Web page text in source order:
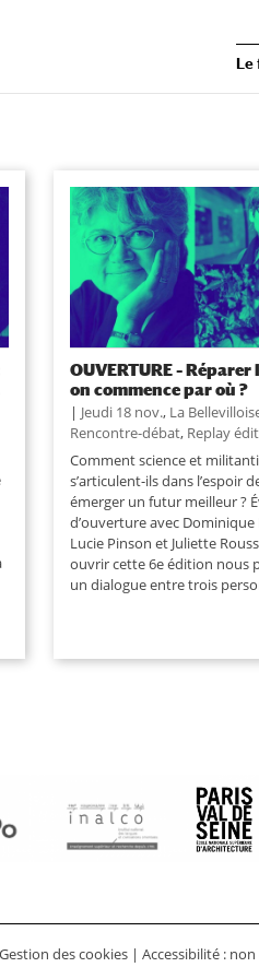
Le
OUVERTURE –
on commence par où ?
| Jeudi 18 nov., La
Rencontre-débat, Replay
Comment science et
s’articulent-ils dans l’espoir
émerger un futur meilleur ?
d’ouverture avec Dominique
Lucie Pinson et Juliette
ouvrir cette 6e édition nous
un dialogue entre trois
Gestion des cookies | Accessibilité :